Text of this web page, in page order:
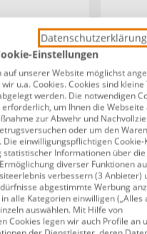
x 120 cm
transparent,
Datenschutzerklärung
Einstellungen
auf unserer Website möglichst
u.a. Cookies. Cookies sind
werden. Die notwendigen
um Ihnen die Webseite
zur Abwehr und
oder um den
Die einwilligungspflichtigen
statistischer Informationen über
diverser Funktionen
verbessern (3 Anbieter)
abgestimmte Werbung
alle Kategorien einwilligen („Alles
auswählen. Mit Hilfe von
Cookies legen wir auch Profile an